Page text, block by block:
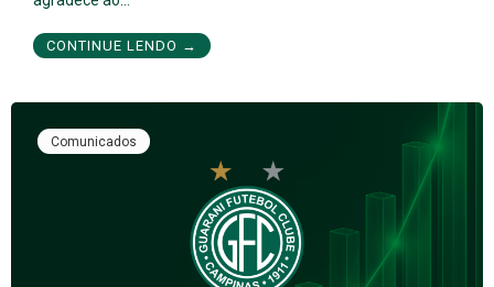
CONTINUE LENDO →
Comunicados